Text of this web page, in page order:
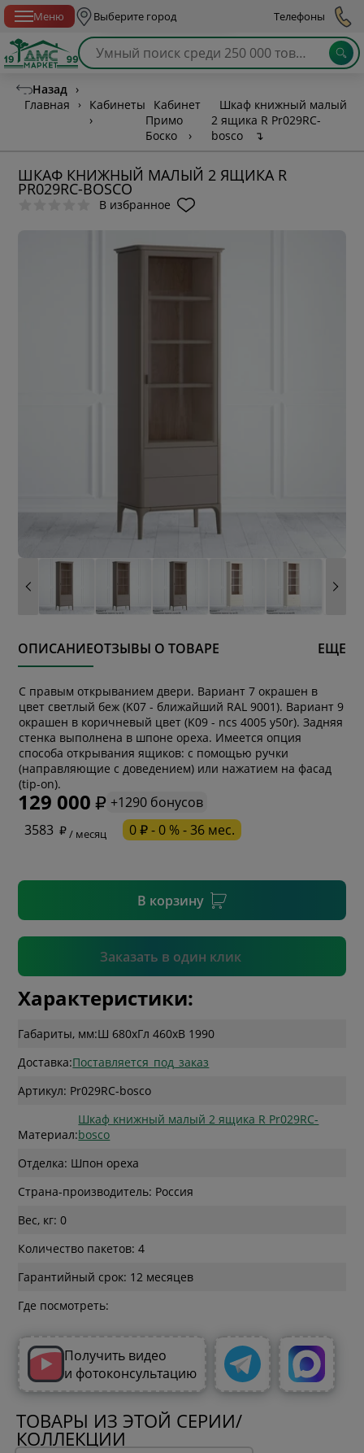
Меню Выберите город Телефоны
Назад ›
Главная
›
Кабинеты
›
Кабинет
Примо
Боско
›
Шкаф книжный малый
2 ящика R Pr029RC-
bosco
↴
ШКАФ КНИЖНЫЙ МАЛЫЙ 2 ЯЩИКА R
PR029RC-BOSCO
В избранное
ОПИСАНИЕОТЗЫВЫ О ТОВАРЕ ЕЩЕ
С правым открыванием двери. Вариант 7 окрашен в
цвет светлый беж (K07 - ближайший RAL 9001). Вариант 9
окрашен в коричневый цвет (K09 - ncs 4005 y50r). Задняя
стенка выполнена в шпоне ореха. Имеется опция
способа открывания ящиков: с помощью ручки
(направляющие с доведением) или нажатием на фасад
(tip-on).
129 000
+1290 бонусов
3583
/ месяц 0 ₽ - 0 % - 36 мес.
В корзину
Заказать в один клик
* обязательное поле
* необязательное поле
Подтвердить
Характеристики:
Габариты, мм:Ш 680xГл 460xВ 1990
Доставка:Поставляется_под_заказ
Артикул: Pr029RC-bosco
Материал:
Шкаф книжный малый 2 ящика R Pr029RC-
bosco
Отделка: Шпон ореха
Страна-производитель: Россия
Вес, кг: 0
Количество пакетов: 4
Гарантийный срок: 12 месяцев
Где посмотреть:
Получить видео
и фотоконсультацию
ТОВАРЫ ИЗ ЭТОЙ СЕРИИ/
КОЛЛЕКЦИИ